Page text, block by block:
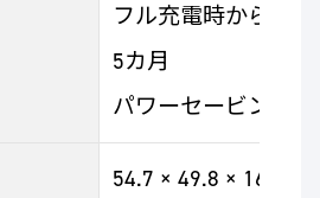
フル充電時からソ
5カ月
パワーセービング
54.7 × 49.8 × 16.9